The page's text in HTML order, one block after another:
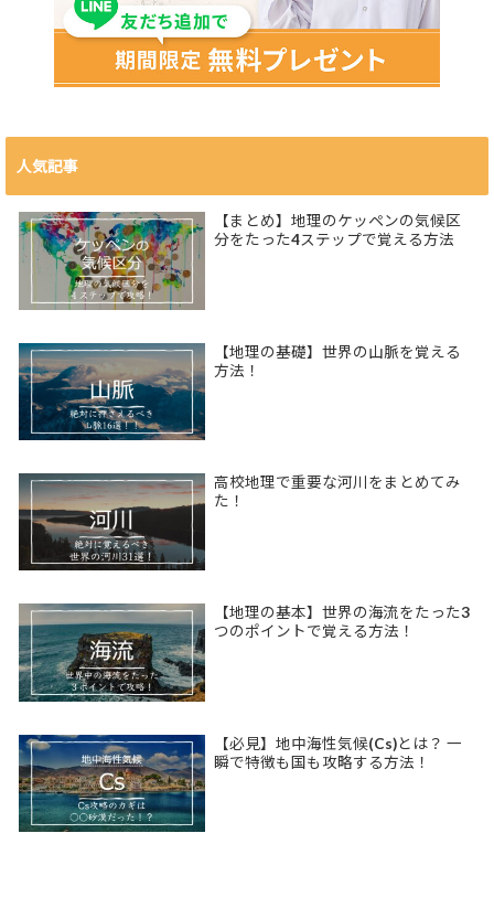
人気記事
【まとめ】地理のケッペンの気候区
分をたった4ステップで覚える方法
【地理の基礎】世界の山脈を覚える
方法！
高校地理で重要な河川をまとめてみ
た！
【地理の基本】世界の海流をたった3
つのポイントで覚える方法！
【必見】地中海性気候(Cs)とは？ 一
瞬で特徴も国も攻略する方法！